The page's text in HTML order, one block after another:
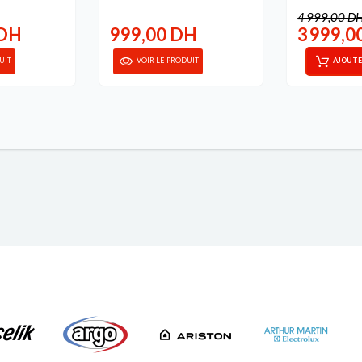
999,00 DH
VOIR LE PRODUIT
4 999,00
3